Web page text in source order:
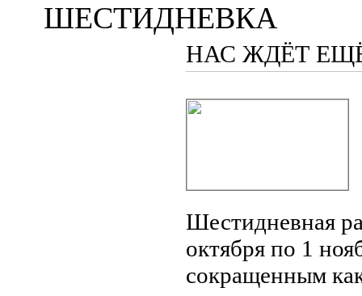
ШЕСТИДНЕВКА
НАС ЖДЁТ
Шестидневная
октября по 1
сокращенным